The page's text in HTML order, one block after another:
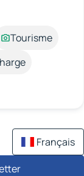
Tourisme
Français